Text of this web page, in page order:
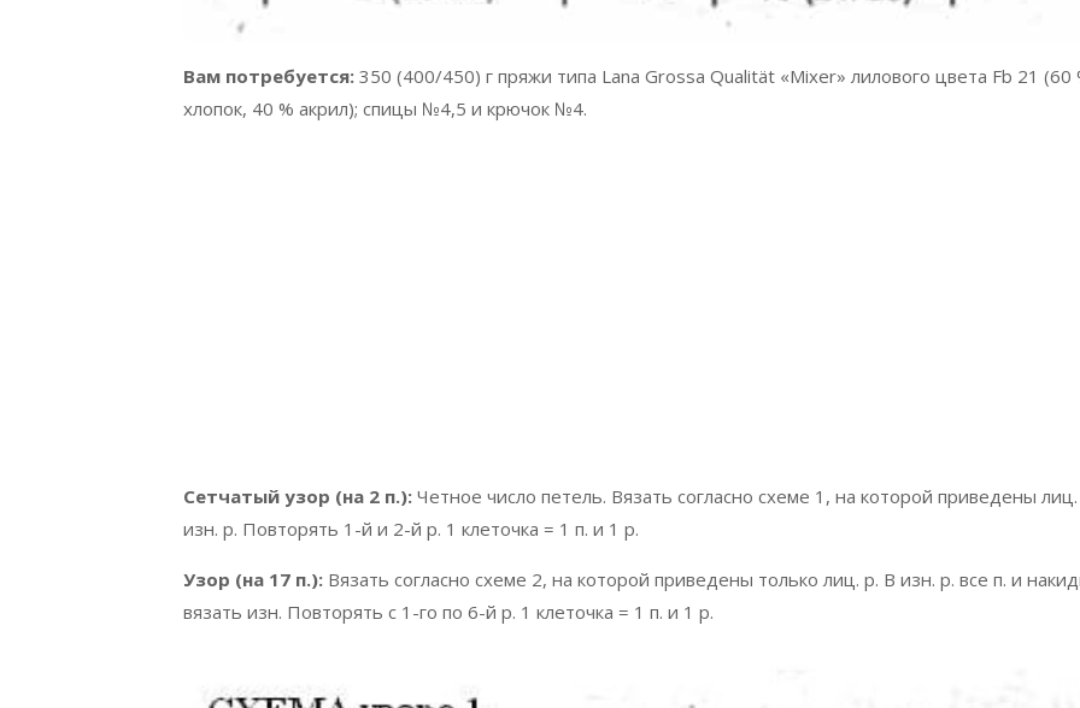
Вам потребуется: 350 (400/450) г пряжи типа Lana Grossa Qualität «Mixer» лилового цвета Fb 21 (60
хлопок, 40 % акрил); спицы №4,5 и крючок №4.
Сетчатый узор (на 2 п.): Четное число петель. Вязать согласно схеме 1, на которой приведены
изн. р. Повторять 1-й и 2-й р. 1 клеточка = 1 п. и 1 р.
Узор (на 17 п.): Вязать согласно схеме 2, на которой приведены только лиц. р. В изн. р. все п. и
вязать изн. Повторять с 1-го по 6-й р. 1 клеточка = 1 п. и 1 р.